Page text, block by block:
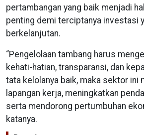
pertambangan yang baik menjadi
penting demi terciptanya investasi
berkelanjutan.
“Pengelolaan tambang harus
kehati-hatian, transparansi, dan
tata kelolanya baik, maka sektor ini
lapangan kerja, meningkatkan
serta mendorong pertumbuhan
katanya.